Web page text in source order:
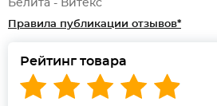
Белита - Витекс
Правила публикации отзывов*
Рейтинг товара